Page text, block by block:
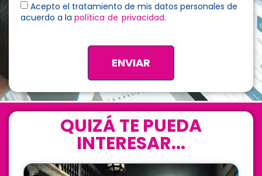
Acepto el tratamiento de mis datos personales de
acuerdo a la política de privacidad.
ENVIAR
QUIZÁ TE PUEDA
INTERESAR...